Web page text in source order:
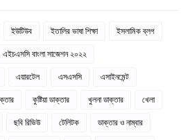
ইউটিউব ইতালির ভাষা শিক্ষা
ইসলামিক ব্লগ
এইচএসসি বাংলা সাজেশন ২০২২
এয়ারটেল এসএসসি
এসাইনমেন্ট
কুষ্টিয়া ডাক্তার খুলনা ডাক্তার
খেলা
ছবি রিভিউ টেলিটক
ডাক্তার ও নাম্বার